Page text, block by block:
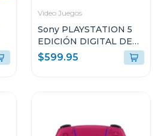
Video Juegos
Sony PLAYSTATION 5
EDICIÓN DIGITAL DE
825GB SIN LECTOR DE
DISCO CFI2115
$599.95